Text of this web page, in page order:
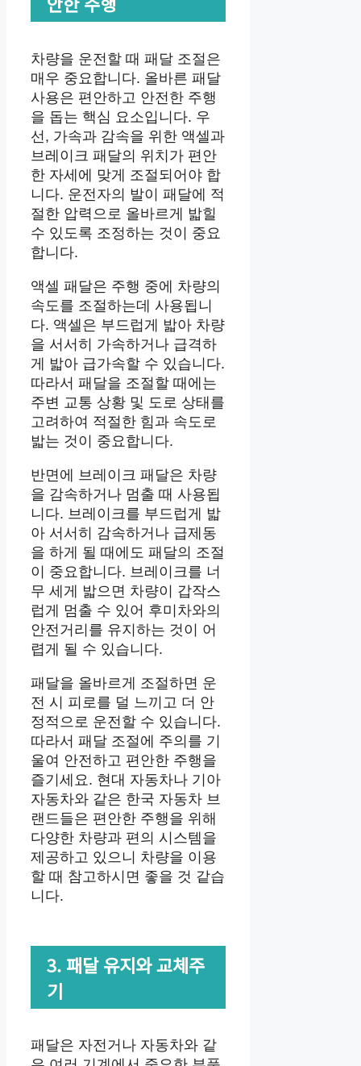
차량을 운전할 때 패달 조절은
매우 중요합니다. 올바른 패달
사용은 편안하고 안전한 주행
을 돕는 핵심 요소입니다. 우
선, 가속과 감속을 위한 액셀과
브레이크 패달의 위치가 편안
한 자세에 맞게 조절되어야 합
니다. 운전자의 발이 패달에 적
절한 압력으로 올바르게 밟힐
수 있도록 조정하는 것이 중요
합니다.
액셀 패달은 주행 중에 차량의
속도를 조절하는데 사용됩니
다. 액셀은 부드럽게 밟아 차량
을 서서히 가속하거나 급격하
게 밟아 급가속할 수 있습니다.
따라서 패달을 조절할 때에는
주변 교통 상황 및 도로 상태를
고려하여 적절한 힘과 속도로
밟는 것이 중요합니다.
반면에 브레이크 패달은 차량
을 감속하거나 멈출 때 사용됩
니다. 브레이크를 부드럽게 밟
아 서서히 감속하거나 급제동
을 하게 될 때에도 패달의 조절
이 중요합니다. 브레이크를 너
무 세게 밟으면 차량이 갑작스
럽게 멈출 수 있어 후미차와의
안전거리를 유지하는 것이 어
렵게 될 수 있습니다.
패달을 올바르게 조절하면 운
전 시 피로를 덜 느끼고 더 안
정적으로 운전할 수 있습니다.
따라서 패달 조절에 주의를 기
울여 안전하고 편안한 주행을
즐기세요. 현대 자동차나 기아
자동차와 같은 한국 자동차 브
랜드들은 편안한 주행을 위해
다양한 차량과 편의 시스템을
제공하고 있으니 차량을 이용
할 때 참고하시면 좋을 것 같습
니다.
3. 패달 유지와 교체주
기
패달은 자전거나 자동차와 같